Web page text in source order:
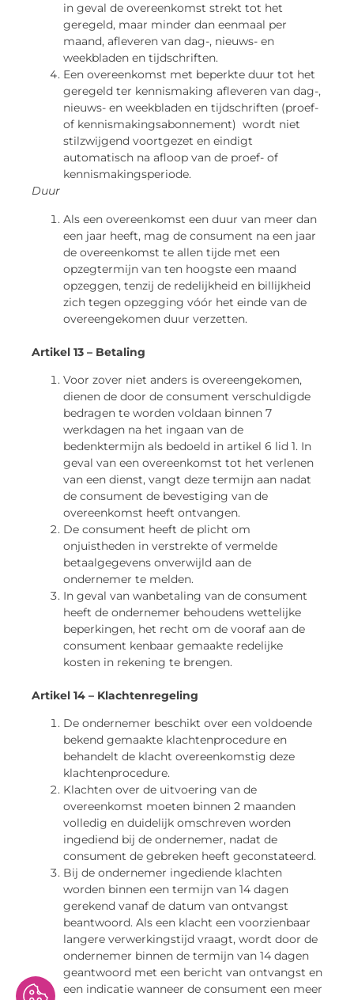
in geval de overeenkomst strekt tot het
geregeld, maar minder dan eenmaal per
maand, afleveren van dag-, nieuws- en
weekbladen en tijdschriften.
Een overeenkomst met beperkte duur tot het
geregeld ter kennismaking afleveren van dag-,
nieuws- en weekbladen en tijdschriften (proef-
of kennismakingsabonnement) wordt niet
stilzwijgend voortgezet en eindigt
automatisch na afloop van de proef- of
kennismakingsperiode.
Duur
Als een overeenkomst een duur van meer dan
een jaar heeft, mag de consument na een jaar
de overeenkomst te allen tijde met een
opzegtermijn van ten hoogste een maand
opzeggen, tenzij de redelijkheid en billijkheid
zich tegen opzegging vóór het einde van de
overeengekomen duur verzetten.
Artikel 13 – Betaling
Voor zover niet anders is overeengekomen,
dienen de door de consument verschuldigde
bedragen te worden voldaan binnen 7
werkdagen na het ingaan van de
bedenktermijn als bedoeld in artikel 6 lid 1. In
geval van een overeenkomst tot het verlenen
van een dienst, vangt deze termijn aan nadat
de consument de bevestiging van de
overeenkomst heeft ontvangen.
De consument heeft de plicht om
onjuistheden in verstrekte of vermelde
betaalgegevens onverwijld aan de
ondernemer te melden.
In geval van wanbetaling van de consument
heeft de ondernemer behoudens wettelijke
beperkingen, het recht om de vooraf aan de
consument kenbaar gemaakte redelijke
kosten in rekening te brengen.
Artikel 14 – Klachtenregeling
De ondernemer beschikt over een voldoende
bekend gemaakte klachtenprocedure en
behandelt de klacht overeenkomstig deze
klachtenprocedure.
Klachten over de uitvoering van de
overeenkomst moeten binnen 2 maanden
volledig en duidelijk omschreven worden
ingediend bij de ondernemer, nadat de
consument de gebreken heeft geconstateerd.
Bij de ondernemer ingediende klachten
worden binnen een termijn van 14 dagen
gerekend vanaf de datum van ontvangst
beantwoord. Als een klacht een voorzienbaar
langere verwerkingstijd vraagt, wordt door de
ondernemer binnen de termijn van 14 dagen
geantwoord met een bericht van ontvangst en
een indicatie wanneer de consument een meer